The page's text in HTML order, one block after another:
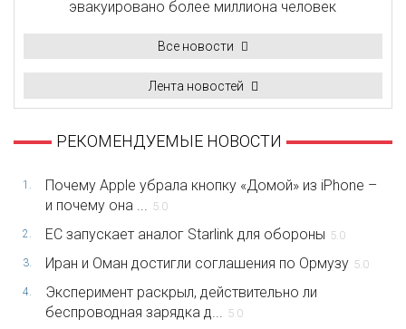
эвакуировано более миллиона человек
Все новости
Лента новостей
РЕКОМЕНДУЕМЫЕ НОВОСТИ
1.
Почему Apple убрала кнопку «Домой» из iPhone –
и почему она ... 5.0
2. ЕС запускает аналог Starlink для обороны 5.0
3. Иран и Оман достигли соглашения по Ормузу 5.0
4.
Эксперимент раскрыл, действительно ли
беспроводная зарядка д... 5.0